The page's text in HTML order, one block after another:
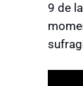
9 de